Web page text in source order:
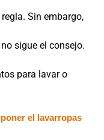
Sin embargo,
sigue el consejo.
para lavar o
el lavarropas